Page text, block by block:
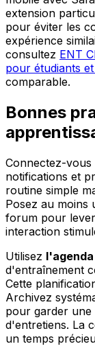
extension
pour éviter les
expérience
consultez ENT
pour étudiants
comparable.
Bonnes
Connectez-
notifications et
routine simple
Posez au moins
forum pour
interaction
Utilisez
d'entraînement
Cette
Archivez
pour garder une
d'entretiens. La
un temps